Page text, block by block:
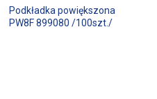
Podkładka powiększona
PW8F 899080 /100szt./